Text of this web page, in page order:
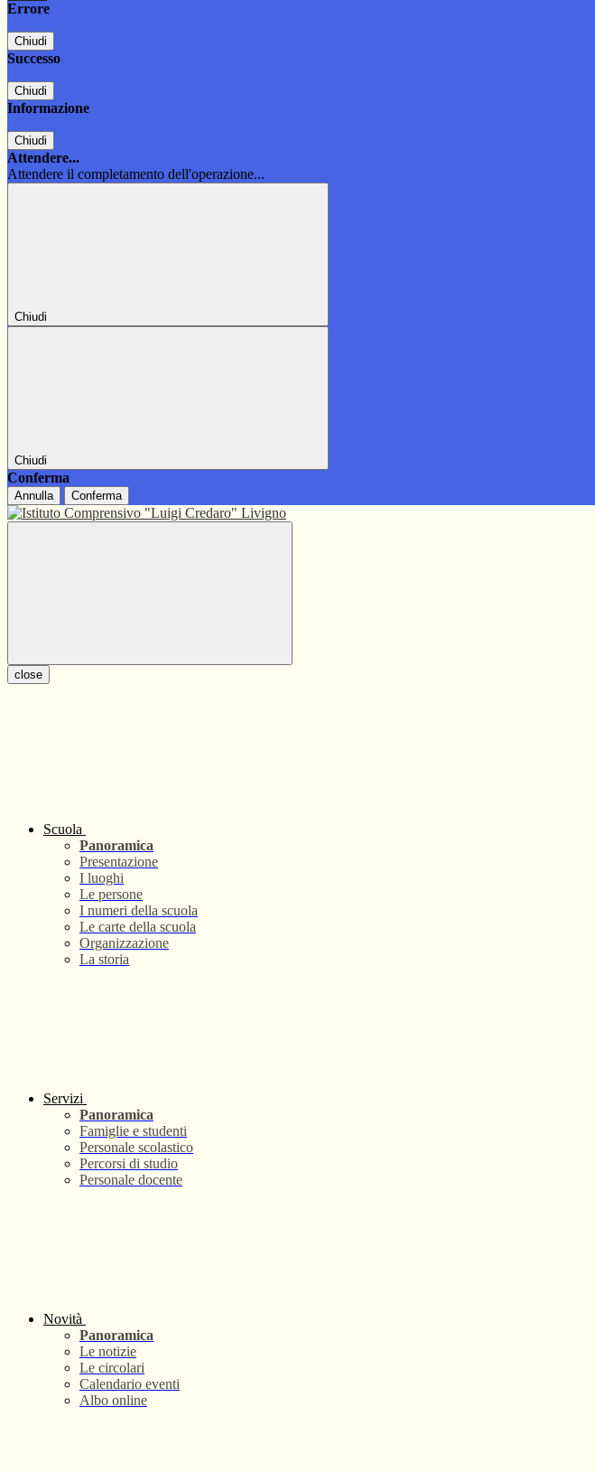
Errore
Chiudi
Successo
Chiudi
Informazione
Chiudi
Attendere...
Attendere il completamento dell'operazione...
Chiudi
Chiudi
Conferma
Annulla Conferma
close
Scuola
Panoramica
Presentazione
I luoghi
Le persone
I numeri della scuola
Le carte della scuola
Organizzazione
La storia
Servizi
Panoramica
Famiglie e studenti
Personale scolastico
Percorsi di studio
Personale docente
Novità
Panoramica
Le notizie
Le circolari
Calendario eventi
Albo online